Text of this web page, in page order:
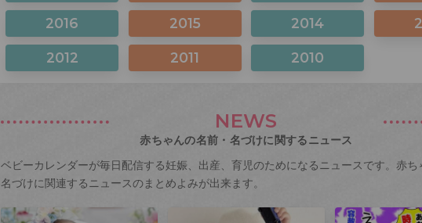
2016 2015 2014
2012 2011 2010
NEWS
赤ちゃんの名前・名づけに関するニュース
ベビーカレンダーが毎日配信する妊娠、出産、育児のためになるニュースです。赤ち
名づけに関連するニュースのまとめよみが出来ます。